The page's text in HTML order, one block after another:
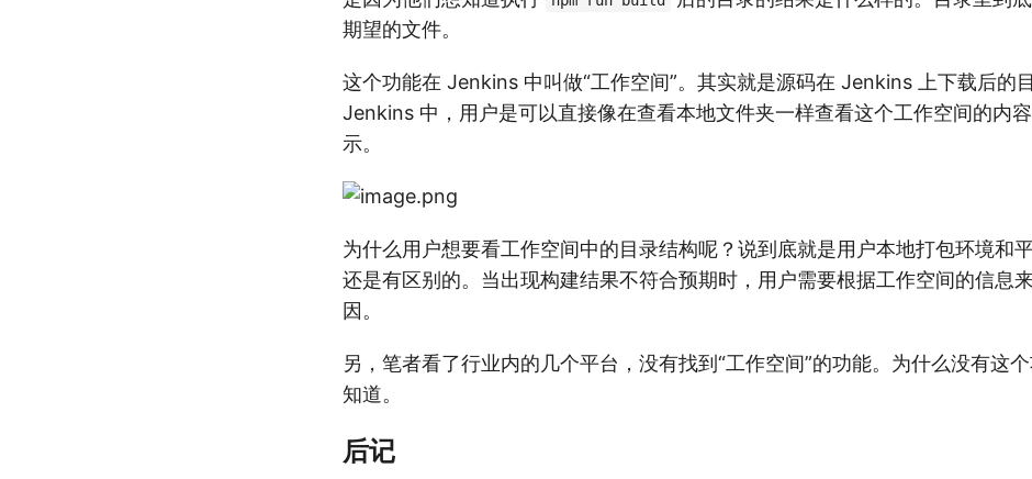
期望的文件。
这个功能在 Jenkins 中叫做“工作空间”。其实就是源码在 Jenkins 上下载后的目
Jenkins 中，用户是可以直接像在查看本地文件夹一样查看这个工作空间的内
示。
为什么用户想要看工作空间中的目录结构呢？说到底就是用户本地打包环境和
还是有区别的。当出现构建结果不符合预期时，用户需要根据工作空间的信息
因。
另，笔者看了行业内的几个平台，没有找到“工作空间”的功能。为什么没有这
知道。
后记